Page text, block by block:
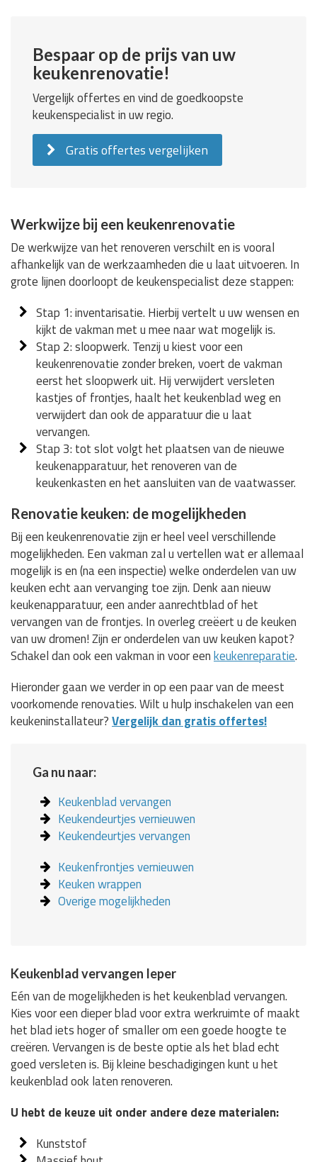
Bespaar op de prijs van uw
keukenrenovatie!
Vergelijk offertes en vind de goedkoopste
keukenspecialist in uw regio.
Gratis offertes vergelijken
Werkwijze bij een keukenrenovatie
De werkwijze van het renoveren verschilt en is vooral
afhankelijk van de werkzaamheden die u laat uitvoeren. In
grote lijnen doorloopt de keukenspecialist deze stappen:
Stap 1: inventarisatie. Hierbij vertelt u uw wensen en
kijkt de vakman met u mee naar wat mogelijk is.
Stap 2: sloopwerk. Tenzij u kiest voor een
keukenrenovatie zonder breken, voert de vakman
eerst het sloopwerk uit. Hij verwijdert versleten
kastjes of frontjes, haalt het keukenblad weg en
verwijdert dan ook de apparatuur die u laat
vervangen.
Stap 3: tot slot volgt het plaatsen van de nieuwe
keukenapparatuur, het renoveren van de
keukenkasten en het aansluiten van de vaatwasser.
Renovatie keuken: de mogelijkheden
Bij een keukenrenovatie zijn er heel veel verschillende
mogelijkheden. Een vakman zal u vertellen wat er allemaal
mogelijk is en (na een inspectie) welke onderdelen van uw
keuken echt aan vervanging toe zijn. Denk aan nieuw
keukenapparatuur, een ander aanrechtblad of het
vervangen van de frontjes. In overleg creëert u de keuken
van uw dromen! Zijn er onderdelen van uw keuken kapot?
Schakel dan ook een vakman in voor eenkeukenreparatie.
Hieronder gaan we verder in op een paar van de meest
voorkomende renovaties. Wilt u hulp inschakelen van een
keukeninstallateur?Vergelijk dan gratis offertes!
Ga nu naar:
Keukenblad vervangen
Keukendeurtjes vernieuwen
Keukendeurtjes vervangen
Keukenfrontjes vernieuwen
Keuken wrappen
Overige mogelijkheden
Keukenblad vervangen Ieper
Eén van de mogelijkheden is het keukenblad vervangen.
Kies voor een dieper blad voor extra werkruimte of maakt
het blad iets hoger of smaller om een goede hoogte te
creëren. Vervangen is de beste optie als het blad echt
goed versleten is. Bij kleine beschadigingen kunt u het
keukenblad ook laten renoveren.
U hebt de keuze uit onder andere deze materialen:
Kunststof